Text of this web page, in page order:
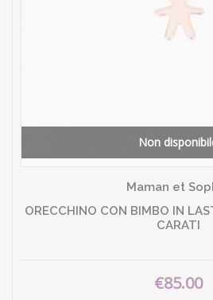
Non
Maman et
ORECCHINO CON BIMBO IN
CARATI
€85.00